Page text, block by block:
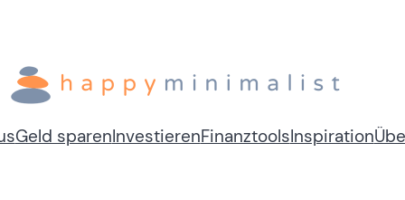
Geld sparenInvestierenFinanztoolsInspiration